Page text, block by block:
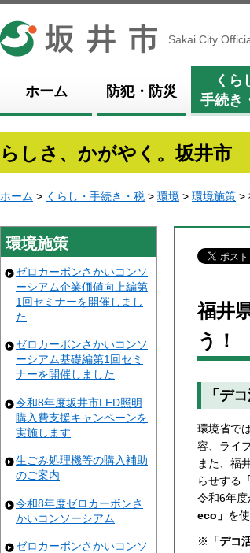
坂井市
Sakai City
ホーム 防犯・防災
くら
手続き
らしさ、かがやく。坂井市
ホーム > くらし・手続き・税 > 環境 > 環境施策 >
環境施策
ゼロカーボンさかいコンソ
ーシアム企業価値向上編第
1回セミナーを開催しまし
た
ゼロカーボンさかいコンソ
ーシアム基礎編第1回セミ
ナーを開催しました
令和8年度坂井市LED照明
購入費支援キャンペーンを
実施します
生ごみ処理機等の購入補助
のご案内
令和8年度ゼロカーボンさ
かいコンソーシアム
ゼロカーボンさかいコンソ
福井
う！
「デ
環境省で
容、ライ
また、福
らせする
令和6年
eco」 を
※ 「デコ